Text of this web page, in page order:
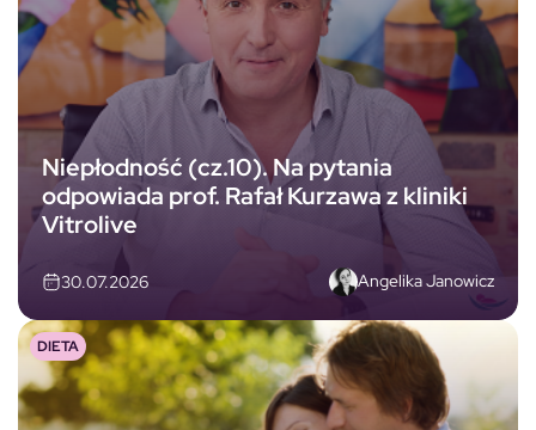
Niepłodność (cz.10). Na pytania
odpowiada prof. Rafał Kurzawa z kliniki
Vitrolive
30.07.2026 Angelika Janowicz
DIETA